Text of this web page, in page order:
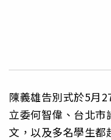
陳義雄告別式於5月
立委何智偉、台北市
文，以及多名學生都